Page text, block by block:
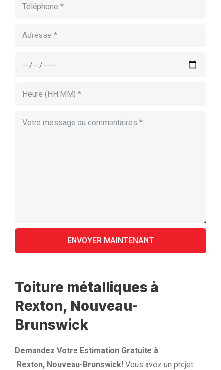
Toiture métalliques à
Rexton, Nouveau-
Brunswick
Demandez Votre Estimation Gratuite à
Rexton, Nouveau-Brunswick! Vous avez un projet